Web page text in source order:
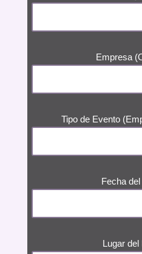
Empresa
Tipo de Evento
Fecha
Lugar del